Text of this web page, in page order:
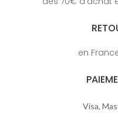
en
Visa,